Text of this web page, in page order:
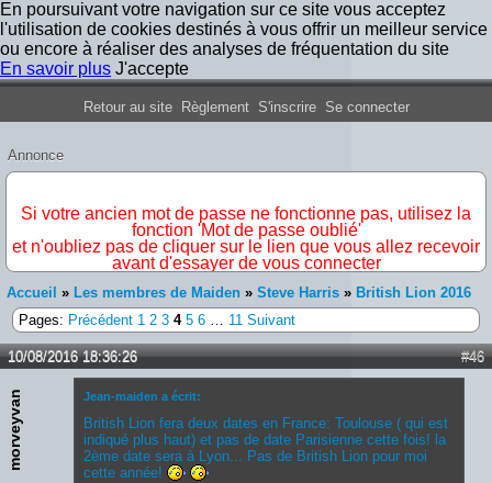
En poursuivant votre navigation sur ce site vous acceptez
l'utilisation de cookies destinés à vous offrir un meilleur service
ou encore à réaliser des analyses de fréquentation du site
En savoir plus J'accepte
Forum Iron Maiden France
Retour au site Règlement S'inscrire Se connecter
Annonce
Si votre ancien mot de passe ne fonctionne pas, utilisez la
fonction 'Mot de passe oublié'
et n'oubliez pas de cliquer sur le lien que vous allez recevoir
avant d'essayer de vous connecter
Accueil » Les membres de Maiden » Steve Harris » British Lion 2016
Pages: Précédent 1 2 3 4 5 6 … 11 Suivant
#46
10/08/2016 18:36:26
morveyvan Jean-maiden a écrit:
British Lion fera deux dates en France: Toulouse ( qui est
indiqué plus haut) et pas de date Parisienne cette fois! la
2ème date sera à Lyon... Pas de British Lion pour moi
cette année!